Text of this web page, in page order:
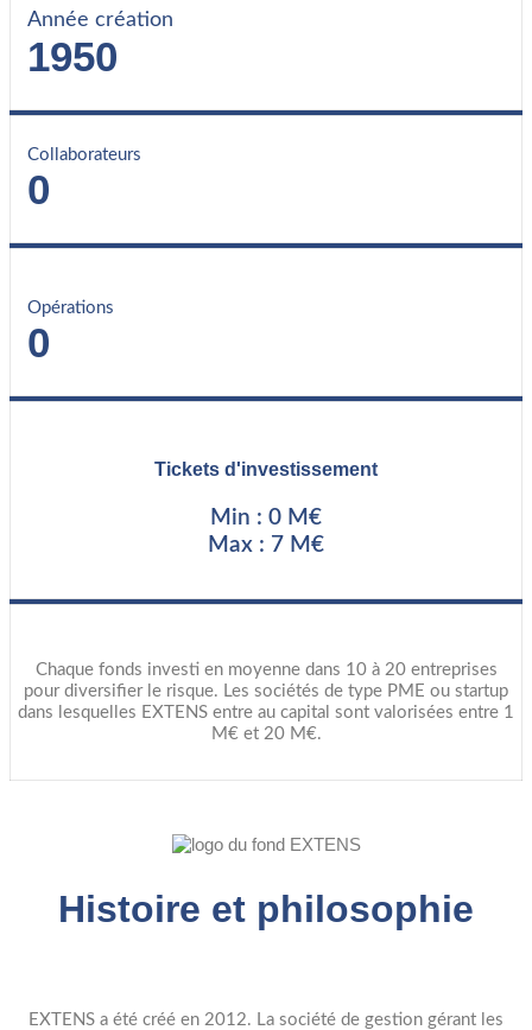
Année création
1950
Collaborateurs
0
Opérations
0
Tickets d'investissement
Min : 0 M€
Max : 7 M€
Chaque fonds investi en moyenne dans 10 à 20 entreprises
pour diversifier le risque. Les sociétés de type PME ou startup
dans lesquelles EXTENS entre au capital sont valorisées entre 1
M€ et 20 M€.
Histoire et philosophie
EXTENS a été créé en 2012. La société de gestion gérant les